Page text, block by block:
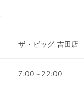
ザ・ビッグ 吉田店
7:00～22:00